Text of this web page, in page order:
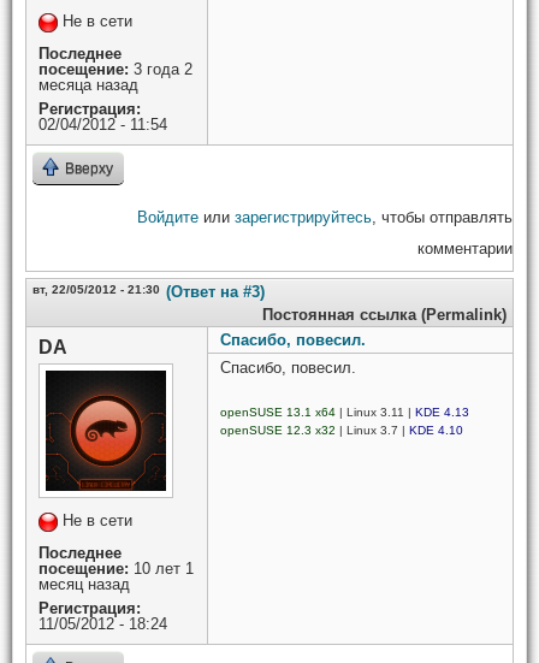
Не в сети
Последнее
посещение: 3 года 2
месяца назад
Регистрация:
02/04/2012 - 11:54
Вверху
Войдите или зарегистрируйтесь, чтобы отправлять
комментарии
вт, 22/05/2012 - 21:30 (Ответ на #3)
Постоянная ссылка (Permalink)
DA
Не в сети
Последнее
посещение: 10 лет 1
месяц назад
Регистрация:
11/05/2012 - 18:24
Спасибо, повесил.
Спасибо, повесил.
openSUSE 13.1 x64 | Linux 3.11 | KDE 4.13
openSUSE 12.3 x32 | Linux 3.7 | KDE 4.10